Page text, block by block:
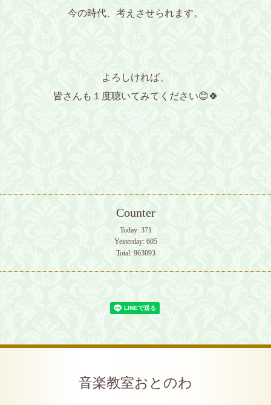
今の時代、考えさせられます。
よろしければ、
皆さんも１度聴いてみてください😊🍀
Counter
Today: 371
Yesterday: 605
Total: 963093
音楽教室おとのわ